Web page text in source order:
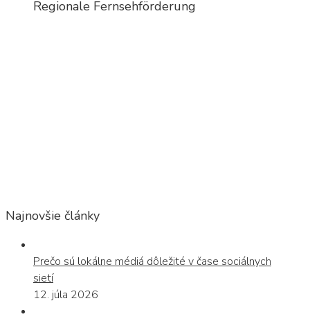
Regionale Fernsehförderung
Najnovšie články
Prečo sú lokálne médiá dôležité v čase sociálnych
sietí
12. júla 2026